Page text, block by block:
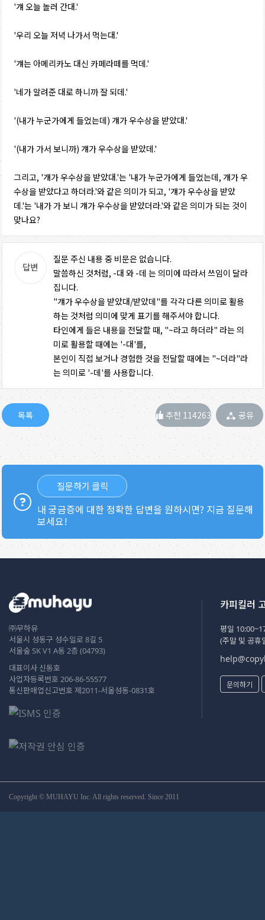
'걔 오늘 놀러 간대.'
'우리 오늘 저녁 나가서 먹는대.'
'걔는 아메리카노 대신 카페라떼를 먹데.'
'네가 알려준 대로 하니까 잘 되데.'
'(내가 누군가에게 들었는데) 걔가 우수상을 받았대.'
'(내가 가서 보니까) 걔가 우수상을 받았데.'
그리고, '걔가 우수상을 받았대.'는 '내가 누군가에게 들었는데, 걔가 우
수상을 받았다고 하더라.'와 같은 의미가 되고, '걔가 우수상을 받았
데.'는 '내가 가 보니 걔가 우수상을 받았더라.'와 같은 의미가 되는 것이
맞나요?
질문 주신 내용 중 비문은 없습니다.
말씀하신 것처럼, -대 와 -데 는 의미에 따라서 쓰임이 달라
집니다.
"걔가 우수상을 받았대/받았데"를 각각 다른 의미로 활용
하는 것처럼 의미에 맞게 표기를 해주셔야 합니다.
타인에게 들은 내용을 전달할 때, "~라고 하더라" 라는 의
미로 활용할 때에는 '-대'를,
본인이 직접 보거나 경험한 것을 전달할 때에는 "~더라"라
는 의미로 '-데'를 사용합니다.
추천 114263 공유
질문하기 클릭
내 궁금증에 대한 정확한 답변을 원하시면? 지금 질문해
보세요!
㈜무하유
서울시 성동구 성수일로 8길 5
서울숲 SK V1 A동 2층 (04793)
대표이사 신동호
사업자등록번호 206-86-55577
통신판매업신고번호 제2011-서울성동-0831호
카피킬러
평일
(주말 및 공휴
문의하기
Copyright © MUHAYU Inc. All rights reserved. Since 2011